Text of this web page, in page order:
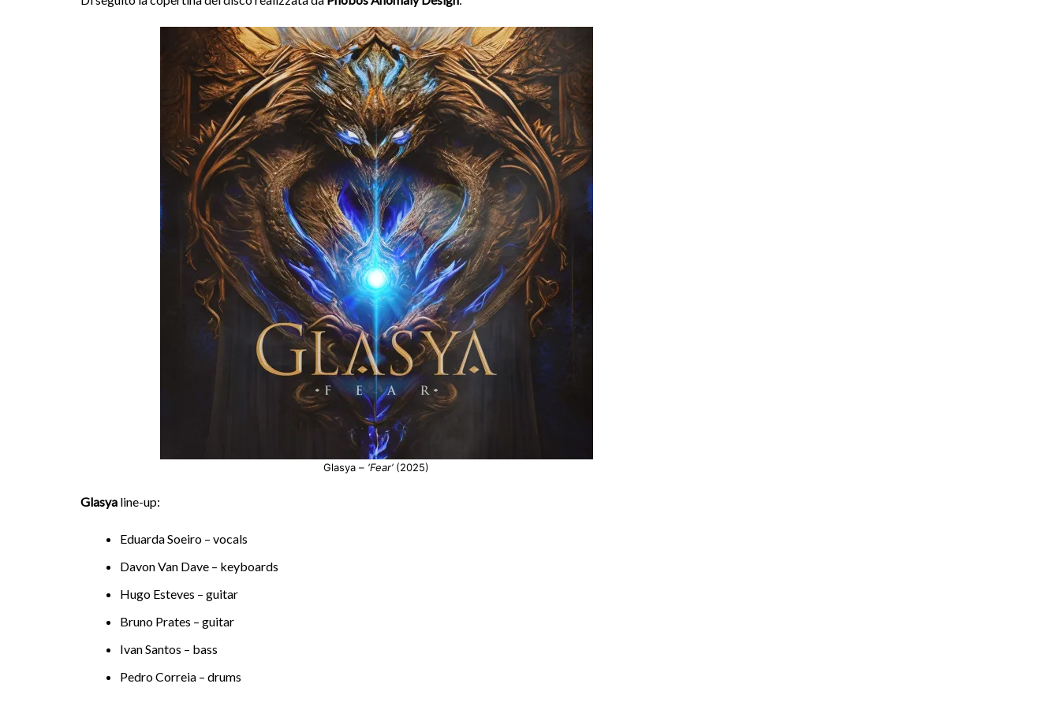
Glasya – ‘Fear’(2025)
Glasya line-up:
Eduarda Soeiro – vocals
Davon Van Dave – keyboards
Hugo Esteves – guitar
Bruno Prates – guitar
Ivan Santos – bass
Pedro Correia – drums